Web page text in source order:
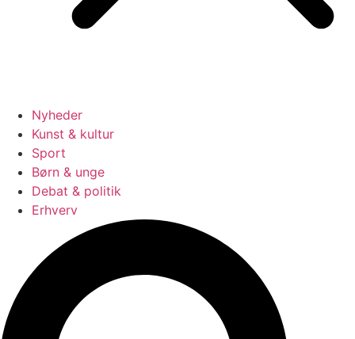
Nyheder
Kunst & kultur
Sport
Børn & unge
Debat & politik
Erhverv